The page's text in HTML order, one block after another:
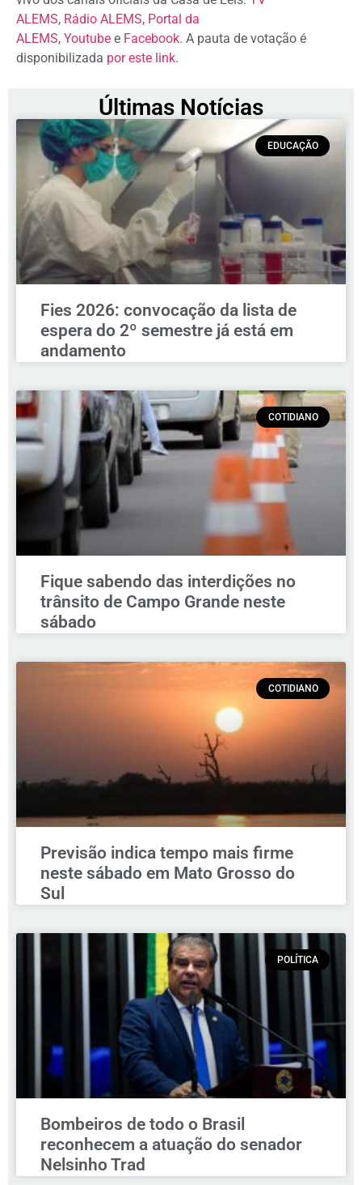
ALEMS, Rádio ALEMS, Portal da
ALEMS, Youtube e Facebook. A pauta de votação é
disponibilizada por este link.
Últimas Notícias
EDUCAÇÃO
Fies 2026: convocação da lista de
espera do 2º semestre já está em
andamento
COTIDIANO
Fique sabendo das interdições no
trânsito de Campo Grande neste
sábado
COTIDIANO
Previsão indica tempo mais firme
neste sábado em Mato Grosso do
Sul
POLÍTICA
Bombeiros de todo o Brasil
reconhecem a atuação do senador
Nelsinho Trad